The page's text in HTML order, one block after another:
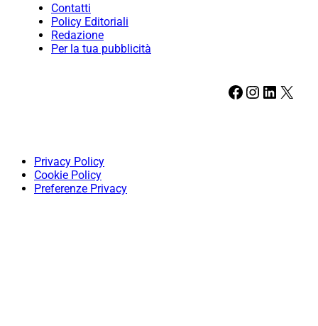
Contatti
Policy Editoriali
Redazione
Per la tua pubblicità
Facebook Instagram LinkedIn X
Privacy Policy
Cookie Policy
Preferenze Privacy